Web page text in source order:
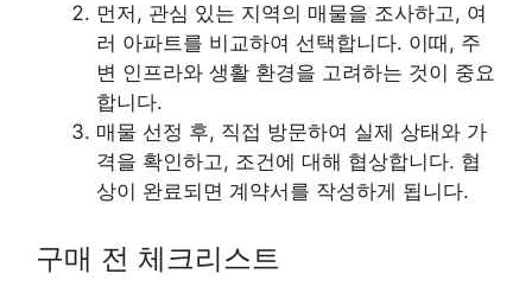
먼저, 관심 있는 지역의 매물을 조사하고, 여
러 아파트를 비교하여 선택합니다. 이때, 주
변 인프라와 생활 환경을 고려하는 것이 중요
합니다.
매물 선정 후, 직접 방문하여 실제 상태와 가
격을 확인하고, 조건에 대해 협상합니다. 협
상이 완료되면 계약서를 작성하게 됩니다.
구매 전 체크리스트